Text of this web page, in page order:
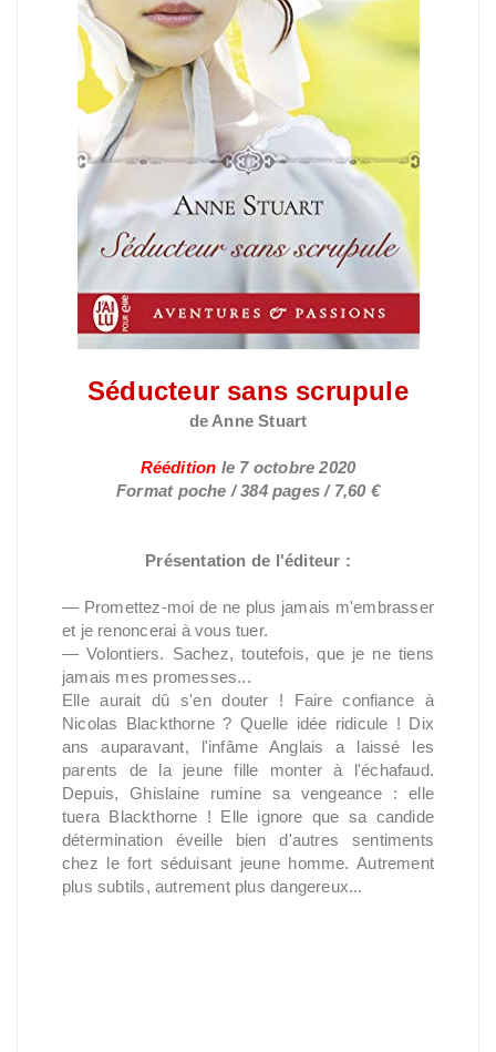
Séducteur sans scrupule
de Anne Stuart
Réédition le 7 octobre 2020
Format poche / 384 pages / 7,60 €
Présentation de l'éditeur :
― Promettez-moi de ne plus jamais m'embrasser
et je renoncerai à vous tuer.
― Volontiers. Sachez, toutefois, que je ne tiens
jamais mes promesses...
Elle aurait dû s'en douter ! Faire confiance à
Nicolas Blackthorne ? Quelle idée ridicule ! Dix
ans auparavant, l'infâme Anglais a laissé les
parents de la jeune fille monter à l'échafaud.
Depuis, Ghislaine rumine sa vengeance : elle
tuera Blackthorne ! Elle ignore que sa candide
détermination éveille bien d'autres sentiments
chez le fort séduisant jeune homme. Autrement
plus subtils, autrement plus dangereux...